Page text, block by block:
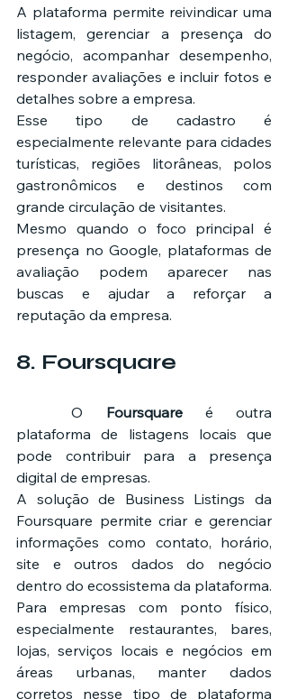
A plataforma permite reivindicar uma
listagem, gerenciar a presença do
negócio, acompanhar desempenho,
responder avaliações e incluir fotos e
detalhes sobre a empresa.
Esse tipo de cadastro é
especialmente relevante para cidades
turísticas, regiões litorâneas, polos
gastronômicos e destinos com
grande circulação de visitantes.
Mesmo quando o foco principal é
presença no Google, plataformas de
avaliação podem aparecer nas
buscas e ajudar a reforçar a
reputação da empresa.
8. Foursquare
	O
Foursquare é outra
plataforma de listagens locais que
pode contribuir para a presença
digital de empresas.
A solução de Business Listings da
Foursquare permite criar e gerenciar
informações como contato, horário,
site e outros dados do negócio
dentro do ecossistema da plataforma.
Para empresas com ponto físico,
especialmente restaurantes, bares,
lojas, serviços locais e negócios em
áreas urbanas, manter dados
corretos nesse tipo de plataforma